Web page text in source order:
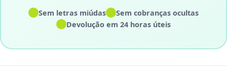
✓Sem letras miúdas✓Sem cobranças ocultas
✓ Devolução em 24 horas úteis